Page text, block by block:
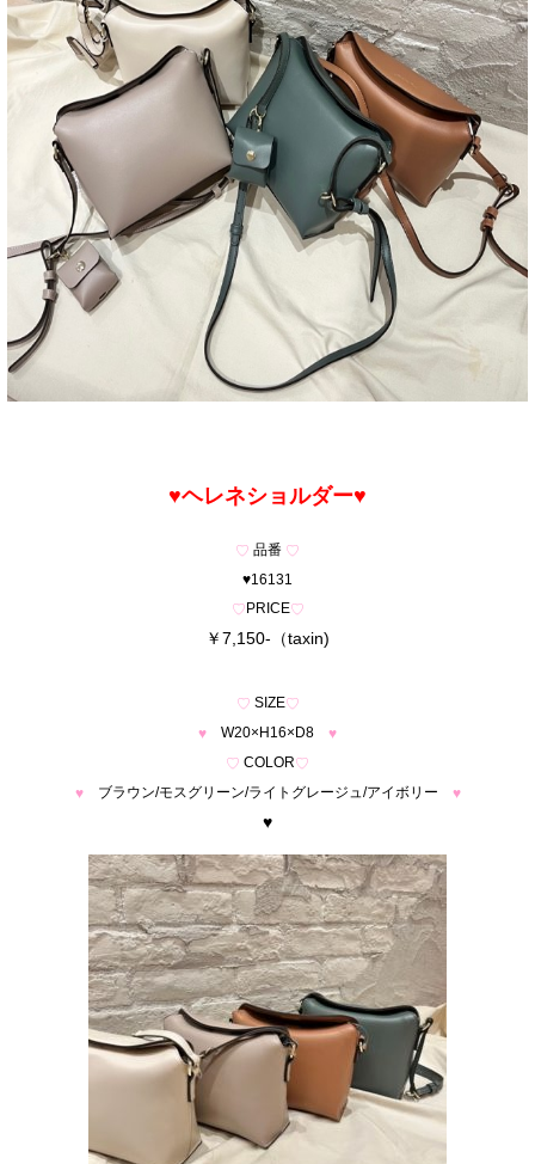
♥ヘレネショルダー♥
♡ 品番 ♡
♥16131
♡ PRICE♡
￥7,150-（taxin)
♡ SIZE♡
♥ W20×H16×D8 ♥
♡ COLOR♡
♥ブラウン/モスグリーン/ライトグレージュ/アイボリー ♥
♥